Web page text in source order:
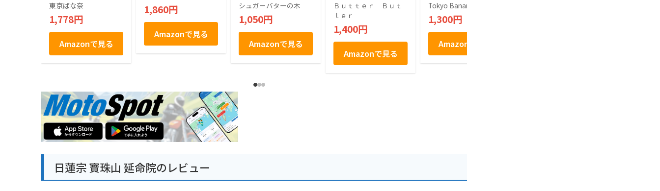
わせ 人気 手土産ス
イーツ 差し入れ
東京ばな奈
1,778円
Amazonで見る
1,860円
Amazonで見る
個入)
シュガーバターの木
1,050円
Amazonで見る
ーツ ギフト 東京土
産 手土産 個包装 プ
レゼント お返し 内
祝い 焼き菓子 退職
(9個入)
Ｂｕｔｔｅｒ Ｂｕｔ
ｌｅｒ
1,400円
Amazonで見る
クセレントショコラ
20個入り
Tokyo Banana
1,300円
Amazonで見る
日蓮宗 寶珠山 延命院のレビュー